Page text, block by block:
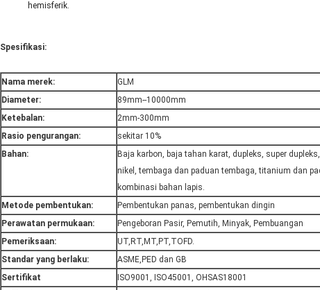
hemisferik.
Spesifikasi:
Nama merek:
GLM
Diameter:
89mm--10000mm
Ketebalan:
2mm-300mm
Rasio pengurangan:
sekitar 10%
Bahan:
Baja karbon, baja tahan karat, dupleks, super
nikel, tembaga dan paduan tembaga, titanium dan
kombinasi bahan lapis.
Metode pembentukan:
Pembentukan panas, pembentukan dingin
Perawatan permukaan:
Pengeboran Pasir, Pemutih, Minyak, Pembuangan
Pemeriksaan:
UT,RT,MT,PT,TOFD.
Standar yang berlaku:
ASME,PED dan GB
Sertifikat
ISO9001, ISO45001, OHSAS18001